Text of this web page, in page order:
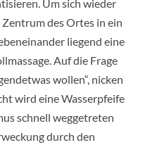
Um sich wieder
Zentrum des Ortes in ein
liegend eine
Auf die Frage
wollen“, nicken
wird eine Wasserpfeife
schnell weggetreten
durch den